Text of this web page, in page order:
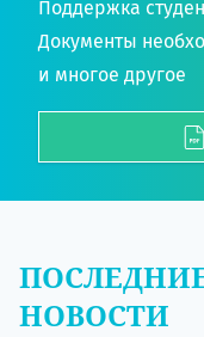
Поддержка
Документы
и многое другое
НОВОСТИ